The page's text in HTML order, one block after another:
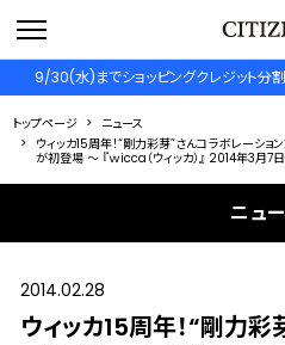
9/30(水)までショッピングクレジット分
トップページ
ニュース
ウィッカ15周年！“剛力彩芽”さんコラボレーシ
が初登場 ～ 『ｗicca（ウィッカ）』 2014年3月7
ニュ
2014.02.28
ウィッカ15周年！“剛力